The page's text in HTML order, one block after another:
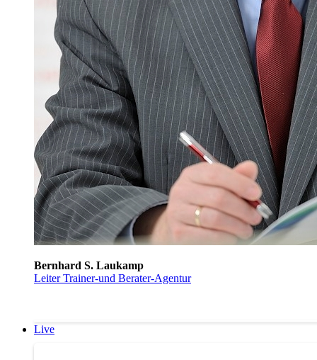
Bernhard S. Laukamp
Leiter Trainer-und Berater-Agentur
Live